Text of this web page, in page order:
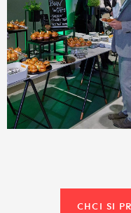
CHCI SI